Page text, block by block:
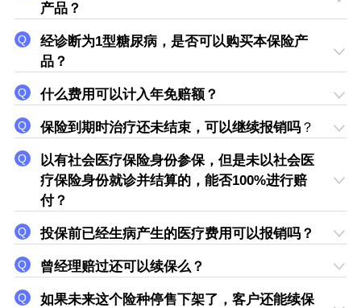
产品？
经诊断为1型糖尿病，是否可以购买本保险产
品？
什么费用可以计入年免赔额？
保险到期时治疗还未结束，可以继续报销吗？
以有社会医疗保险身份参保，但是未以社会医
疗保险身份就诊并结算的，能否100%进行赔
付？
投保前已经生病产生的医疗费用可以报销吗？
曾经理赔过还可以续保么？
如果未来这个险种停售下架了，客户还能续保